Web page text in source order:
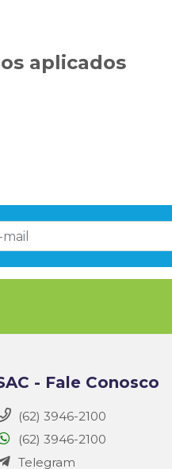
aplicados
- Fale Conosco
(62) 3946-2100
(62) 3946-2100
Telegram